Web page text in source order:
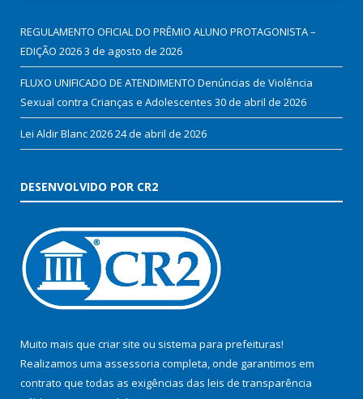
REGULAMENTO OFICIAL DO PRÊMIO ALUNO PROTAGONISTA –
EDIÇÃO 20263 de agosto de 2026
FLUXO UNIFICADO DE ATENDIMENTO Denúncias de Violência
Sexual contra Crianças e Adolescentes 30 de abril de 2026
Lei Aldir Blanc 202624 de abril de 2026
DESENVOLVIDO POR CR2
Muito mais que criar site ou sistema para prefeituras!
Realizamos uma assessoria completa, onde garantimos em
contrato que todas as exigências das leis de transparência